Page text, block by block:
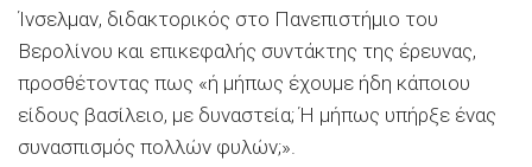
Ίνσελμαν, διδακτορικός στο Πανεπιστήμιο του
Βερολίνου και επικεφαλής συντάκτης της έρευνας,
προσθέτοντας πως «ή μήπως έχουμε ήδη κάποιου
είδους βασίλειο, με δυναστεία; Ή μήπως υπήρξε ένας
συνασπισμός πολλών φυλών;».